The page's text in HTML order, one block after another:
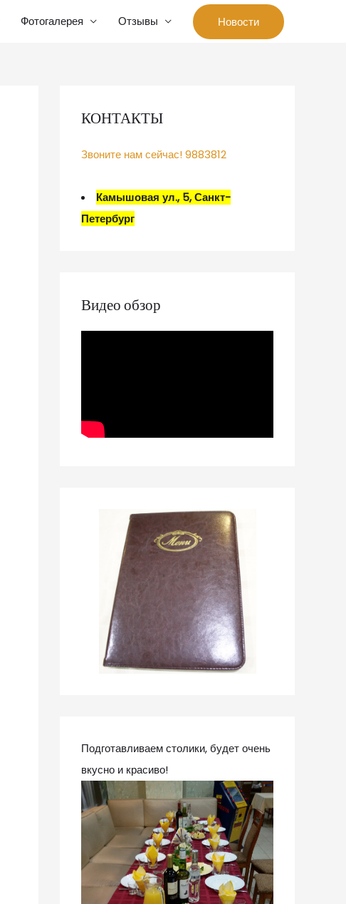
Фотогалерея Отзывы Новости
КОНТАКТЫ
Звоните нам сейчас! 9883812
Камышовая ул., 5, Санкт-
Петербург
Видео обзор
Подготавливаем столики, будет очень
вкусно и красиво!